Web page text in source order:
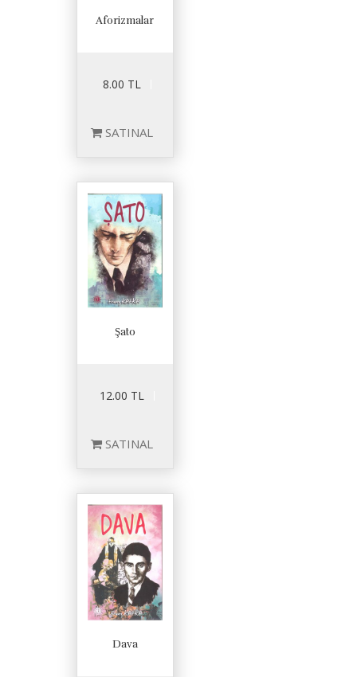
Aforizmalar
8.00 TL
SATINAL
Şato
12.00 TL
SATINAL
Dava